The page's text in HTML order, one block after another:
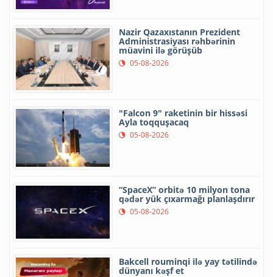
Nazir Qazaxıstanın Prezident
Administrasiyası rəhbərinin
müavini ilə görüşüb
05-08-2026
"Falcon 9" raketinin bir hissəsi
Ayla toqquşacaq
05-08-2026
“SpaceX” orbitə 10 milyon tona
qədər yük çıxarmağı planlaşdırır
05-08-2026
Bakcell rouminqi ilə yay tətilində
dünyanı kəşf et